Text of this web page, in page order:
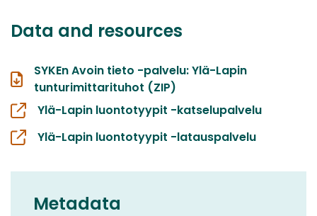
Data and resources
SYKEn Avoin tieto -palvelu: Ylä-Lapin
tunturimittarituhot (ZIP)
Ylä-Lapin luontotyypit -katselupalvelu
Ylä-Lapin luontotyypit -latauspalvelu
Metadata